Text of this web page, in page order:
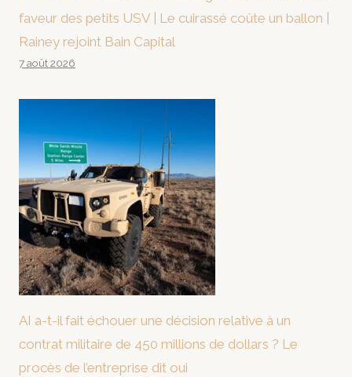
faveur des petits USV | Le cuirassé coûte un ballon |
Rainey rejoint Bain Capital
7 août 2026
AI a-t-il fait échouer une décision relative à un
contrat militaire de 450 millions de dollars ? Le
procès de l’entreprise dit oui